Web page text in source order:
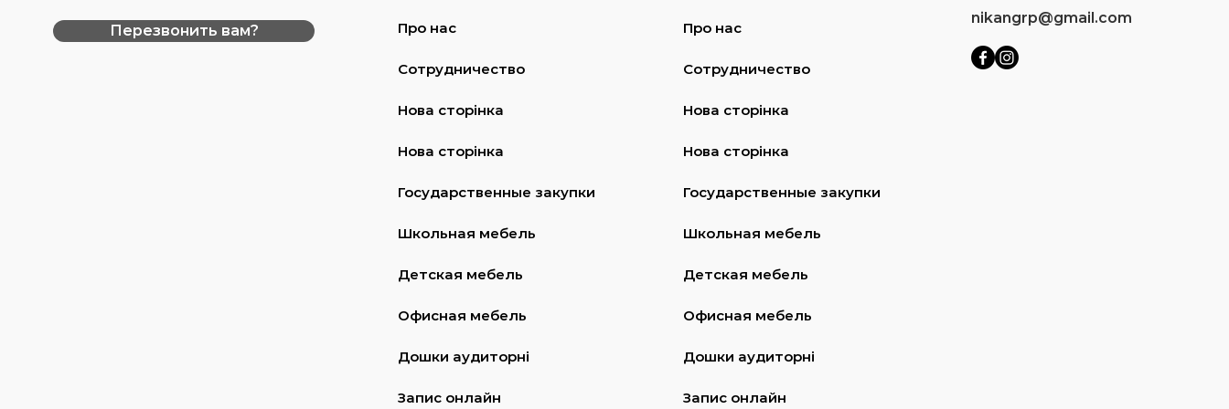
Перезвонить вам? Про нас
Сотрудничество
Нова сторінка
Нова сторінка
Государственные закупки
Школьная мебель
Детская мебель
Офисная мебель
Дошки аудиторні
Запис онлайн
Про нас
Сотрудничество
Нова сторінка
Нова сторінка
Государственные закупки
Школьная мебель
Детская мебель
Офисная мебель
Дошки аудиторні
Запис онлайн
nikangrp@gmail.com